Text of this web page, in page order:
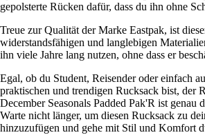
gepolsterte Rücken dafür, dass du ihn ohne
Treue zur Qualität der Marke Eastpak, ist
widerstandsfähigen und langlebigen
ihn viele Jahre lang nutzen, ohne dass er
Egal, ob du Student, Reisender oder einfach
praktischen und trendigen Rucksack bist, der
December Seasonals Padded Pak'R ist genau
Warte nicht länger, um diesen Rucksack zu
hinzuzufügen und gehe mit Stil und Komfort